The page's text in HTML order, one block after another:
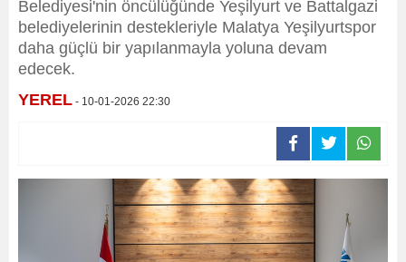
Belediyesi'nin öncülüğünde Yeşilyurt ve Battalgazi
belediyelerinin destekleriyle Malatya Yeşilyurtspor
daha güçlü bir yapılanmayla yoluna devam
edecek.
YEREL - 10-01-2026 22:30